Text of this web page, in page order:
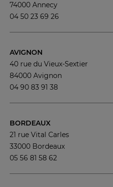
74000 Annecy
04 50 23 69 26
AVIGNON
40 rue du Vieux-Sextier
84000 Avignon
04 90 83 91 38
BORDEAUX
21 rue Vital Carles
33000 Bordeaux
05 56 81 58 62